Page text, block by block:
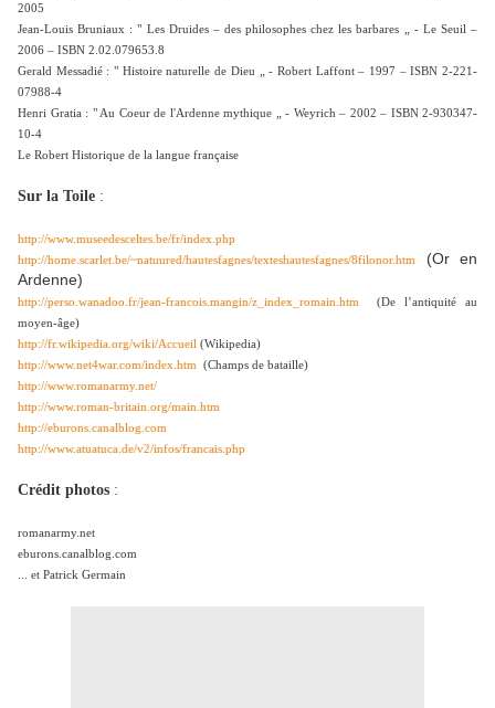
2005
Jean-Louis Bruniaux : " Les Druides – des philosophes chez les barbares „ - Le Seuil –
2006 – ISBN 2.02.079653.8
Gerald Messadié : " Histoire naturelle de Dieu „ - Robert Laffont – 1997 – ISBN 2-221-
07988-4
Henri Gratia : " Au Coeur de l'Ardenne mythique „ - Weyrich – 2002 – ISBN 2-930347-
10-4
Le Robert Historique de la langue française
Sur la Toile :
http://www.museedesceltes.be/fr/index.php
http://home.scarlet.be/~natuured/hautesfagnes/texteshautesfagnes/8filonor.htm
(Or en
Ardenne)
http://perso.wanadoo.fr/jean-francois.mangin/z_index_romain.htm (De l’antiquité au
moyen-âge)
http://fr.wikipedia.org/wiki/Accueil (Wikipedia)
http://www.net4war.com/index.htm (Champs de bataille)
http://www.romanarmy.net/
http://www.roman-britain.org/main.htm
http://eburons.canalblog.com
http://www.atuatuca.de/v2/infos/francais.php
Crédit photos :
romanarmy.net
eburons.canalblog.com
... et Patrick Germain